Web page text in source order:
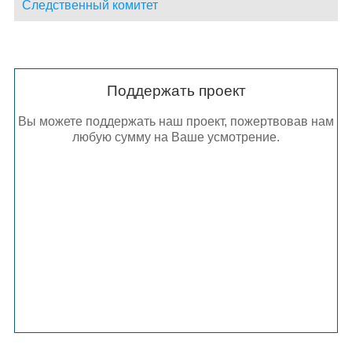
Следственный комитет
Поддержать проект
Вы можете поддержать наш проект, пожертвовав нам
любую сумму на Ваше усмотрение.